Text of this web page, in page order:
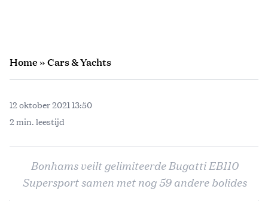
Home»Cars & Yachts
12 oktober 2021 13:50
2 min. leestijd
Bonhams veilt gelimiteerde Bugatti EB110
Supersport samen met nog 59 andere bolides